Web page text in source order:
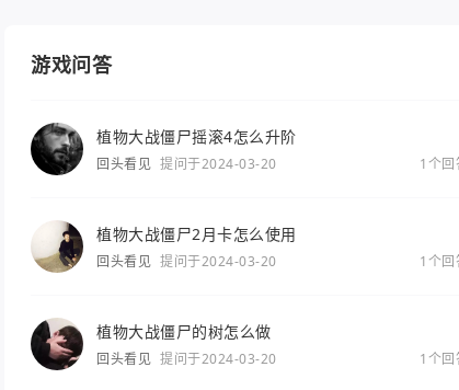
游戏问答
植物大战僵尸摇滚4怎么升阶
回头看见 提问于2024-03-20 1个回
植物大战僵尸2月卡怎么使用
回头看见 提问于2024-03-20 1个回
植物大战僵尸的树怎么做
回头看见 提问于2024-03-20 1个回